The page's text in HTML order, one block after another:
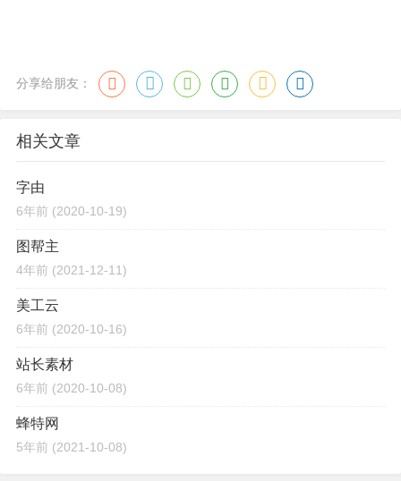
分享给朋友：
相关文章
字由
6年前 (2020-10-19)
图帮主
4年前 (2021-12-11)
美工云
6年前 (2020-10-16)
站长素材
6年前 (2020-10-08)
蜂特网
5年前 (2021-10-08)